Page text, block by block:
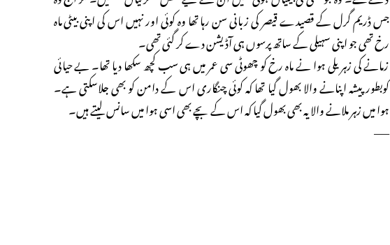
جس ڈریم گرل کے قصیدے قیصر کی زبانی سن رہا تھا وہ کوئی اور نہیں اس کی اپنی بیٹی ماہ
رخ تھی جو اپنی سہیلی کے ساتھ پرسوں ہی آڈیشن دے کر گئی تھی۔
زمانے کی زہریلی ہوا نے ماہ رخ کو چھوٹی سی عمر میں ہی سب کچھ سکھا دیا تھا۔ بے حیائی
کوبطور پیشہ اپنانے والا بھول گیا تھا کہ کوئی چنگاری اس کے دامن کو بھی جلاسکتی ہے۔
ہوا میں زہر ملانے والا یہ بھی بھول گیا کہ اس کے بچے بھی اسی ہوا میں سانس لیتے ہیں۔
——